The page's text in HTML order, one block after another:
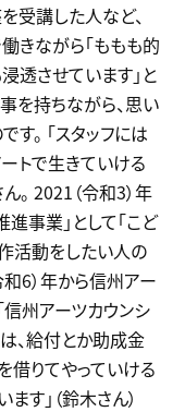
受講した人など、
きながら「ももも的
透させています」と
を持ちながら、思い
。 「スタッフには
トで生きていける
。 2021（令和3）年
事業」として「こど
活動をしたい人の
和6）年から信州アー
信州アーツカウンシ
、給付とか助成金
借りてやっていける
す」（鈴木さん）